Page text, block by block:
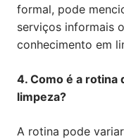
formal, pode
serviços informais
conhecimento em
4. Como é a rotina
limpeza?
A rotina pode